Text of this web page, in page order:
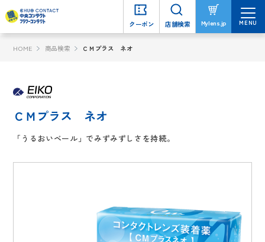
クーポン 店舗検索 Mylens.jp MENU
HOME 商品検索 ＣＭプラス ネオ
ＣＭプラス ネオ
「うるおいベール」でみずみずしさを持続。
クーポン 店舗検索 Mylens.jp MENU